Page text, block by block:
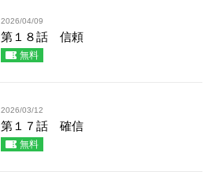
2026/04/09
第１８話 信頼
無料
2026/03/12
第１７話 確信
無料